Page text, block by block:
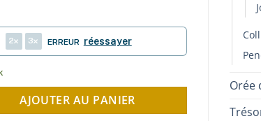
2 3 ERREUR réessayer
AJOUTER AU PANIER
Orée